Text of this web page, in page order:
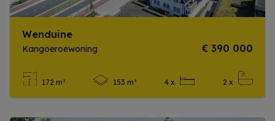
Wenduine
Kangoeroewoning € 390 000
172 m² 153 m² 4 x 2 x